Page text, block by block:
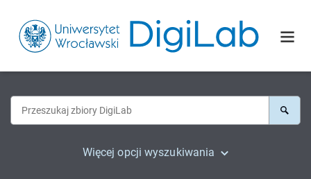
Więcej opcji wyszukiwania